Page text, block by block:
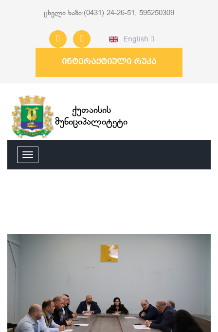
ცხელი ხაზი:(0431) 24-26-51, 595250309
English
ინტერაქტიული რუკა
ქუთაისის
მუნიციპალიტეტი